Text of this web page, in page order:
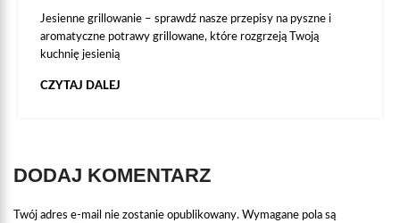
Jesienne grillowanie – sprawdź nasze przepisy na pyszne i
aromatyczne potrawy grillowane, które rozgrzeją Twoją
kuchnię jesienią
CZYTAJ DALEJ
DODAJ KOMENTARZ
Twój adres e-mail nie zostanie opublikowany. Wymagane pola są